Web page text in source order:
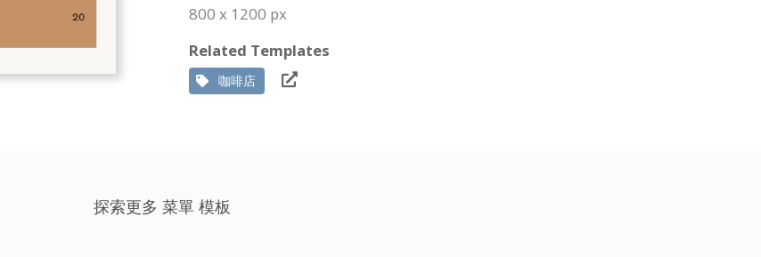
800 x 1200 px
Related Templates
咖啡店
探索更多 菜單 模板